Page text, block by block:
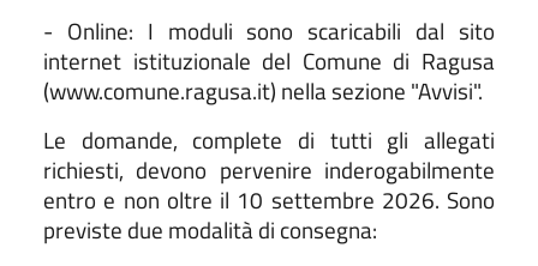
- Online: I moduli sono scaricabili dal sito
internet istituzionale del Comune di Ragusa
(www.comune.ragusa.it) nella sezione "Avvisi".
Le domande, complete di tutti gli allegati
richiesti, devono pervenire inderogabilmente
entro e non oltre il 10 settembre 2026. Sono
previste due modalità di consegna: